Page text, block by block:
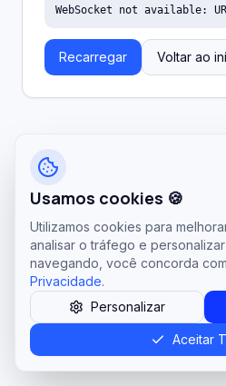
WebSocket not available:
Recarregar Voltar ao
Usamos cookies 🍪
Utilizamos cookies para
analisar o tráfego e
navegando, você concorda
Privacidade.
Personalizar
Aceitar